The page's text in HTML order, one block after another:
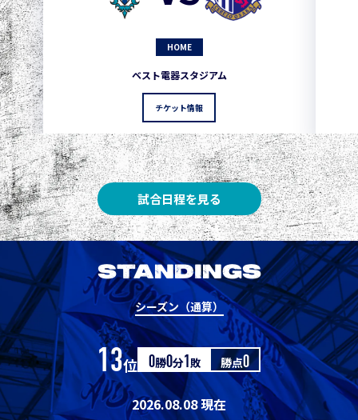
HOME
ベスト電器スタジアム
チケット情報
試合日程を見る
STANDINGS
シーズン（通算）
13位 0勝0分1敗 勝点0
2026.08.08 現在
1 3
2 3 1
3
3 Ｇ大阪 3 1 0 0 1
5 柏 3 1 0 1
5 Ｃ大阪 3 1 0 0 1
3 1 0 1
7 神戸 3 1 0 0 1
浦和 0 0 1 -1
9 横浜FM 0 0 1 -1
11 水戸 0 0 1 -1